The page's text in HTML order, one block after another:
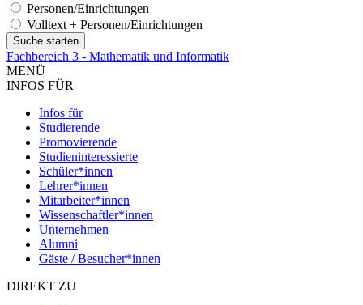
Personen/Einrichtungen
Volltext + Personen/Einrichtungen
Fachbereich 3 - Mathematik und Informatik
MENÜ
INFOS FÜR
Infos für
Studierende
Promovierende
Studieninteressierte
Schüler*innen
Lehrer*innen
Mitarbeiter*innen
Wissenschaftler*innen
Unternehmen
Alumni
Gäste / Besucher*innen
DIREKT ZU